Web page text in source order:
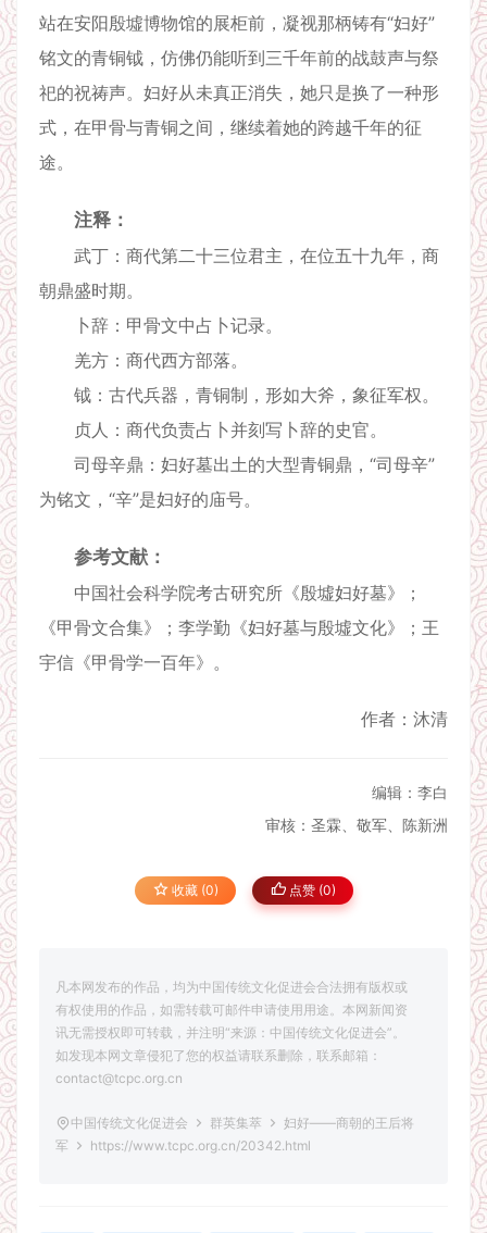
站在安阳殷墟博物馆的展柜前，凝视那柄铸有“妇好”
铭文的青铜钺，仿佛仍能听到三千年前的战鼓声与祭
祀的祝祷声。妇好从未真正消失，她只是换了一种形
式，在甲骨与青铜之间，继续着她的跨越千年的征
途。
注释：
武丁：商代第二十三位君主，在位五十九年，商
朝鼎盛时期。
卜辞：甲骨文中占卜记录。
羌方：商代西方部落。
钺：古代兵器，青铜制，形如大斧，象征军权。
贞人：商代负责占卜并刻写卜辞的史官。
司母辛鼎：妇好墓出土的大型青铜鼎，“司母辛”
为铭文，“辛”是妇好的庙号。
参考文献：
中国社会科学院考古研究所《殷墟妇好墓》；
《甲骨文合集》；李学勤《妇好墓与殷墟文化》；王
宇信《甲骨学一百年》。
作者：沐清
编辑：李白
审核：圣霖、敬军、陈新洲
收藏 (0) 点赞 (0)
凡本网发布的作品，均为中国传统文化促进会合法拥有版权或
有权使用的作品，如需转载可邮件申请使用用途。本网新闻资
讯无需授权即可转载，并注明“来源：中国传统文化促进会”。
如发现本网文章侵犯了您的权益请联系删除，联系邮箱：
contact@tcpc.org.cn
中国传统文化促进会 群英集萃
妇好——商朝的王后将
军
https://www.tcpc.org.cn/20342.html